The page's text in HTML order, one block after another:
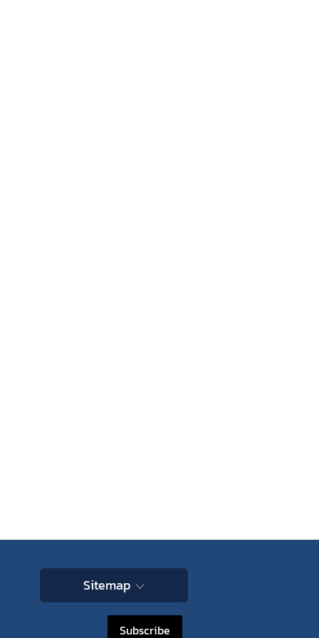
Sitemap
Subscribe